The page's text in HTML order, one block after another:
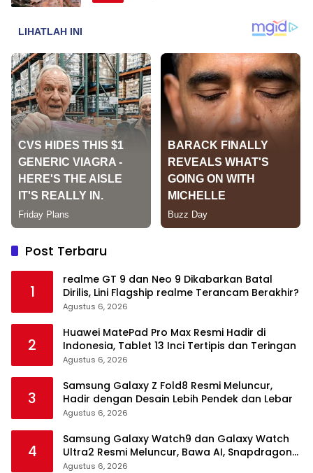
Post Terbaru
1
realme GT 9 dan Neo 9 Dikabarkan Batal
Dirilis, Lini Flagship realme Terancam Berakhir?
Agustus 6, 2026
2
Huawei MatePad Pro Max Resmi Hadir di
Indonesia, Tablet 13 Inci Tertipis dan Teringan
Agustus 6, 2026
3
Samsung Galaxy Z Fold8 Resmi Meluncur,
Hadir dengan Desain Lebih Pendek dan Lebar
Agustus 6, 2026
4
Samsung Galaxy Watch9 dan Galaxy Watch
Ultra2 Resmi Meluncur, Bawa AI, Snapdragon
Wear Elite, dan Fitur Kesehatan Baru
Agustus 6, 2026